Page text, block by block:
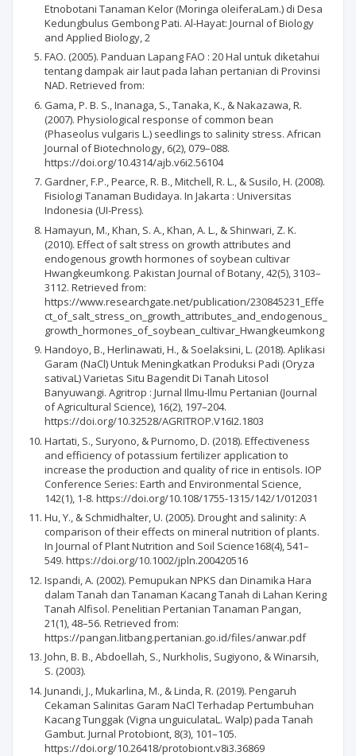
Etnobotani Tanaman Kelor (Moringa oleiferaLam.) di Desa
Kedungbulus Gembong Pati. Al-Hayat: Journal of Biology
and Applied Biology, 2
FAO. (2005). Panduan Lapang FAO : 20 Hal untuk diketahui
tentang dampak air laut pada lahan pertanian di Provinsi
NAD. Retrieved from:
Gama, P. B. S., Inanaga, S., Tanaka, K., & Nakazawa, R.
(2007). Physiological response of common bean
(Phaseolus vulgaris L.) seedlings to salinity stress. African
Journal of Biotechnology, 6(2), 079–088.
https://doi.org/10.4314/ajb.v6i2.56104
Gardner, F.P., Pearce, R. B., Mitchell, R. L., & Susilo, H. (2008).
Fisiologi Tanaman Budidaya. In Jakarta : Universitas
Indonesia (UI-Press).
Hamayun, M., Khan, S. A., Khan, A. L., & Shinwari, Z. K.
(2010). Effect of salt stress on growth attributes and
endogenous growth hormones of soybean cultivar
Hwangkeumkong. Pakistan Journal of Botany, 42(5), 3103–
3112. Retrieved from:
https://www.researchgate.net/publication/230845231_Effe
ct_of_salt_stress_on_growth_attributes_and_endogenous_
growth_hormones_of_soybean_cultivar_Hwangkeumkong
Handoyo, B., Herlinawati, H., & Soelaksini, L. (2018). Aplikasi
Garam (NaCl) Untuk Meningkatkan Produksi Padi (Oryza
sativaL) Varietas Situ Bagendit Di Tanah Litosol
Banyuwangi. Agritrop : Jurnal Ilmu-Ilmu Pertanian (Journal
of Agricultural Science), 16(2), 197–204.
https://doi.org/10.32528/AGRITROP.V16I2.1803
Hartati, S., Suryono, & Purnomo, D. (2018). Effectiveness
and efficiency of potassium fertilizer application to
increase the production and quality of rice in entisols. IOP
Conference Series: Earth and Environmental Science,
142(1), 1-8. https://doi.org/10.108/1755-1315/142/1/012031
Hu, Y., & Schmidhalter, U. (2005). Drought and salinity: A
comparison of their effects on mineral nutrition of plants.
In Journal of Plant Nutrition and Soil Science168(4), 541–
549. https://doi.org/10.1002/jpln.200420516
Ispandi, A. (2002). Pemupukan NPKS dan Dinamika Hara
dalam Tanah dan Tanaman Kacang Tanah di Lahan Kering
Tanah Alfisol. Penelitian Pertanian Tanaman Pangan,
21(1), 48–56. Retrieved from:
https://pangan.litbang.pertanian.go.id/files/anwar.pdf
John, B. B., Abdoellah, S., Nurkholis, Sugiyono, & Winarsih,
S. (2003).
Junandi, J., Mukarlina, M., & Linda, R. (2019). Pengaruh
Cekaman Salinitas Garam NaCl Terhadap Pertumbuhan
Kacang Tunggak (Vigna unguiculataL. Walp) pada Tanah
Gambut. Jurnal Protobiont, 8(3), 101–105.
https://doi.org/10.26418/protobiont.v8i3.36869